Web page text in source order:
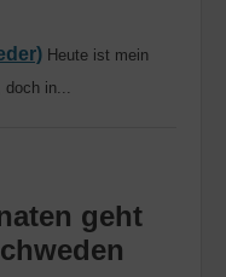
Heute ist mein
in...
geht